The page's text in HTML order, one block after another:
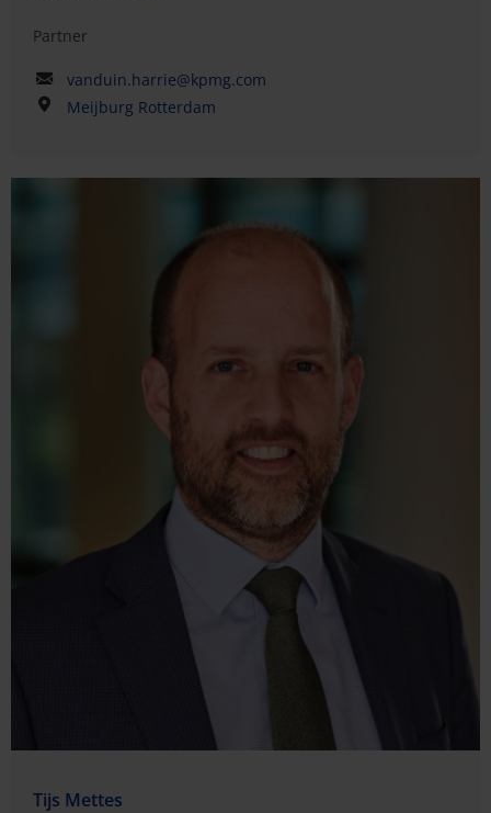
Partner
vanduin.harrie@kpmg.com
Meijburg Rotterdam
Tijs Mettes